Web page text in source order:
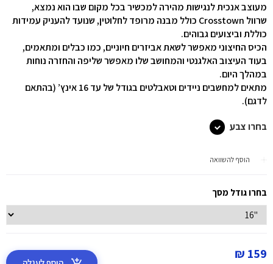
מעוצב אנכית לנגישות מהירה למכשיר בכל מקום שבו הוא נמצא,
שרוול Crosstown כולל מבנה מרופד לחלוטין, שנועד להעניק עמידות
כוללת וביצועים גבוהים.
הכיס החיצוני מאפשר לשאת אביזרים חיוניים, כמו כבלים ומתאמים,
בעוד העיצוב האלגנטי והמחושב שלו מאפשר שליפה והחזרה נוחות
במהלך היום.
מתאים למחשבים ניידים וטאבלטים בגודל של עד 16 אינץ’ (בהתאם
לדגם).
בחרו צבע
הוסף להשוואה
בחרו גודל מסך
159 ₪